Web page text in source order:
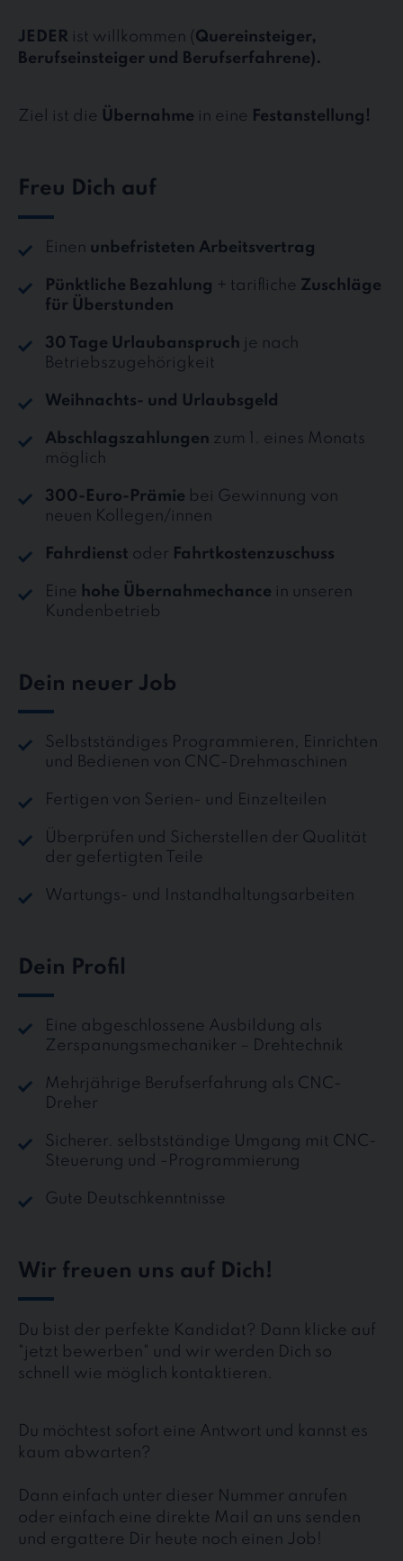
JEDER ist willkommen (Quereinsteiger,
Berufseinsteiger und Berufserfahrene).
Ziel ist die Übernahme in eine Festanstellung!
Freu Dich auf
Einen unbefristeten Arbeitsvertrag
Pünktliche Bezahlung + tarifliche Zuschläge
für Überstunden
30 Tage Urlaubanspruch je nach
Betriebszugehörigkeit
Weihnachts- und Urlaubsgeld
Abschlagszahlungen zum 1. eines Monats
möglich
300-Euro-Prämie bei Gewinnung von
neuen Kollegen/innen
Fahrdienst oder Fahrtkostenzuschuss
Eine hohe Übernahmechance in unseren
Kundenbetrieb
Dein neuer Job
Selbstständiges Programmieren, Einrichten
und Bedienen von CNC-Drehmaschinen
Fertigen von Serien- und Einzelteilen
Überprüfen und Sicherstellen der Qualität
der gefertigten Teile
Wartungs- und Instandhaltungsarbeiten
Dein Profil
Eine abgeschlossene Ausbildung als
Zerspanungsmechaniker – Drehtechnik
Mehrjährige Berufserfahrung als CNC-
Dreher
Sicherer. selbstständige Umgang mit CNC-
Steuerung und -Programmierung
Gute Deutschkenntnisse
Wir freuen uns auf Dich!
Du bist der perfekte Kandidat? Dann klicke auf
"jetzt bewerben" und wir werden Dich so
schnell wie möglich kontaktieren.
Du möchtest sofort eine Antwort und kannst es
kaum abwarten?
Dann einfach unter dieser Nummer anrufen
oder einfach eine direkte Mail an uns senden
und ergattere Dir heute noch einen Job!